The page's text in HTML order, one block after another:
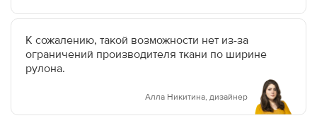
К сожалению, такой возможности нет из-за
ограничений производителя ткани по ширине
рулона.
Алла Никитина, дизайнер